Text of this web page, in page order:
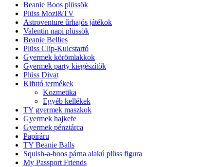
Beanie Boos plüssök
Plüss Mozi&TV
Astroventure űrhajós játékok
Valentin napi plüssök
Beanie Bellies
Plüss Clip-Kulcstartó
Gyermek körömlakkok
Gyermek party kiegészítők
Plüss Divat
Kifutó termékek
Kozmetika
Egyéb kellékek
TY gyermek maszkok
Gyermek hajkefe
Gyermek pénztárca
Papíráru
TY Beanie Balls
Squish-a-boos párna alakú plüss figura
My Passport Friends